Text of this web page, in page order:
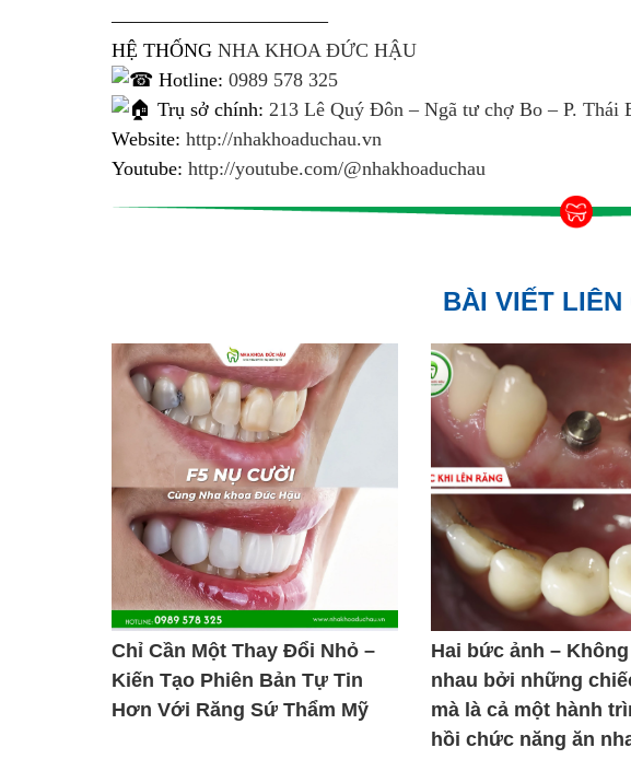
———————————
HỆ THỐNG NHA KHOA ĐỨC HẬU
Hotline: 0989 578 325
Trụ sở chính: 213 Lê Quý Đôn – Ngã tư chợ Bo – P. Thái
Website: http://nhakhoaduchau.vn
Youtube: http://youtube.com/@nhakhoaduchau
BÀI VIẾT LIÊN
Chỉ Cần Một Thay Đổi Nhỏ –
Kiến Tạo Phiên Bản Tự Tin
Hơn Với Răng Sứ Thẩm Mỹ
Hai bức ảnh –
nhau bởi những
mà là cả một hành
hồi chức năng ăn